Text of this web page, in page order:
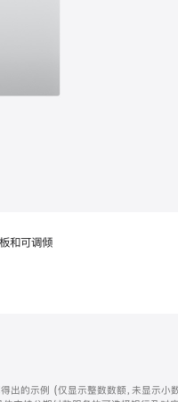
和可调倾
出的示例 (仅显示整数数额，未显示